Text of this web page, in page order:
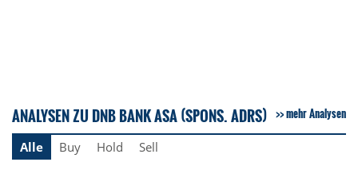
ANALYSEN ZU DNB BANK ASA (SPONS. ADRS) mehr Analysen
Alle Buy Hold Sell